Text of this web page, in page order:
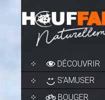
SKIP
TO
CONTENT
DÉCOUVRIR
S’AMUSER
BOUGER